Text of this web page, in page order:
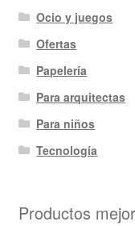
Ocio y juegos
Ofertas
Papelería
Para arquitectas
Para niños
Tecnología
Productos